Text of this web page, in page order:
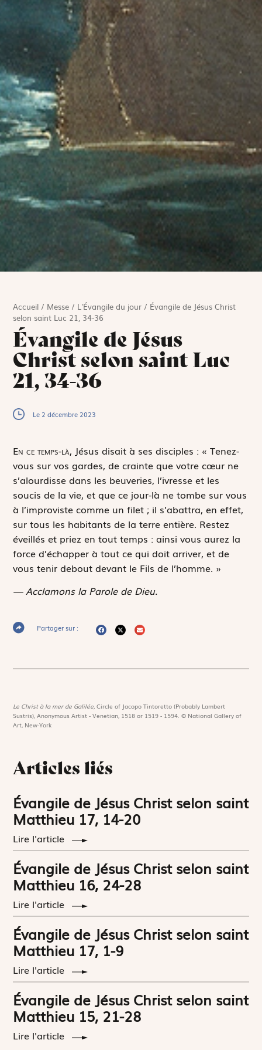
Accueil / Messe / L'Évangile du jour / Évangile de Jésus Christ
selon saint Luc 21, 34-36
Évangile de Jésus
Christ selon saint Luc
21, 34-36
Le 2 décembre 2023
En ce temps-là, Jésus disait à ses disciples : « Tenez-
vous sur vos gardes, de crainte que votre cœur ne
s’alourdisse dans les beuveries, l’ivresse et les
soucis de la vie, et que ce jour-là ne tombe sur vous
à l’improviste comme un filet ; il s’abattra, en effet,
sur tous les habitants de la terre entière. Restez
éveillés et priez en tout temps : ainsi vous aurez la
force d’échapper à tout ce qui doit arriver, et de
vous tenir debout devant le Fils de l’homme. »
— Acclamons la Parole de Dieu.
Partager sur :
Le Christ à la mer de Galilée,Circle of Jacopo Tintoretto (Probably Lambert
Sustris), Anonymous Artist - Venetian, 1518 or 1519 - 1594. © National Gallery of
Art, New-York
Articles liés
Évangile de Jésus Christ selon saint
Matthieu 17, 14-20
Lire l'article
Évangile de Jésus Christ selon saint
Matthieu 16, 24-28
Lire l'article
Évangile de Jésus Christ selon saint
Matthieu 17, 1-9
Lire l'article
Évangile de Jésus Christ selon saint
Matthieu 15, 21-28
Lire l'article